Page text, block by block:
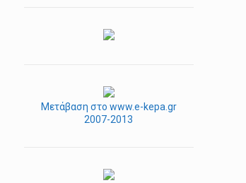
Μετάβαση στο www.e-kepa.gr
2007-2013